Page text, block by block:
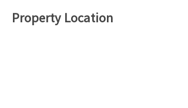
Property Location